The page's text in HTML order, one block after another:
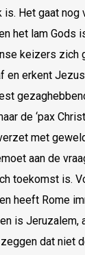
Het gaat
het lam Gods
keizers zich
erkent
de ‘pax
met
aan de
toekomst is.
heeft Rome
is
dat niet